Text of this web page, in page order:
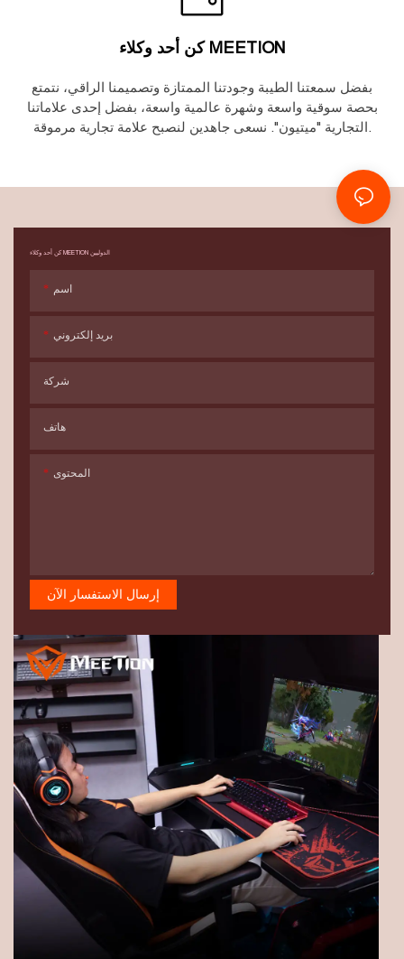
كن أحد وكلاء MEETION
بفضل سمعتنا الطيبة وجودتنا الممتازة وتصميمنا الراقي، نتمتع
بحصة سوقية واسعة وشهرة عالمية واسعة، بفضل إحدى علاماتنا
التجارية "ميتيون". نسعى جاهدين لنصبح علامة تجارية مرموقة.
كن أحد وكلاء MEETION الدوليين
اسم
بريد إلكتروني
شركة
هاتف
المحتوى
إرسال الاستفسار الآن